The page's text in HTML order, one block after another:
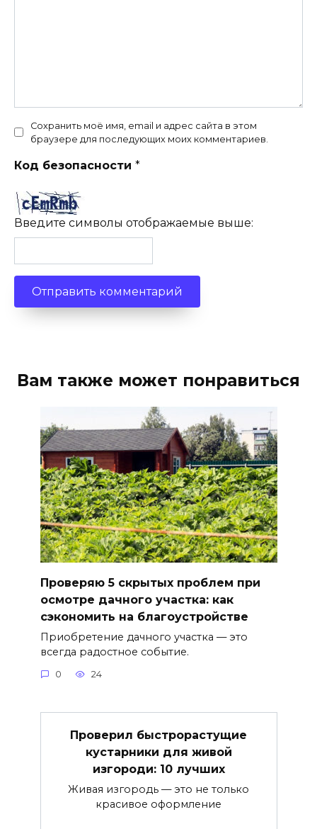
Сохранить моё имя, email и адрес сайта в этом
браузере для последующих моих комментариев.
Код безопасности *
Введите символы отображаемые выше:
Вам также может понравиться
Проверяю 5 скрытых проблем при
осмотре дачного участка: как
сэкономить на благоустройстве
Приобретение дачного участка — это
всегда радостное событие.
0 24
Проверил быстрорастущие
кустарники для живой
изгороди: 10 лучших
Живая изгородь — это не только
красивое оформление